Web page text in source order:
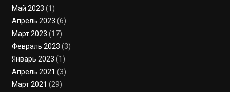
Май 2023 (1)
Апрель 2023 (6)
Март 2023 (17)
Февраль 2023 (3)
Январь 2023 (1)
Апрель 2021 (3)
Март 2021 (29)